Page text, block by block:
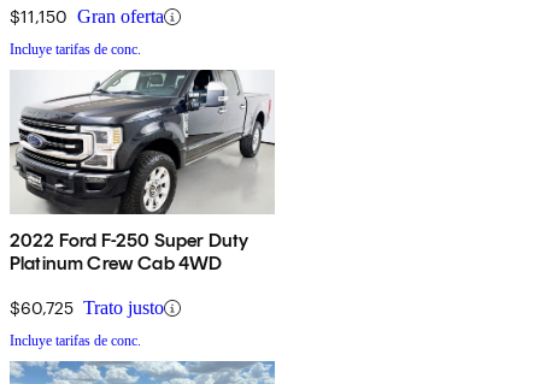
$11,150 Gran oferta
Incluye tarifas de conc.
2022 Ford F-250 Super Duty
Platinum Crew Cab 4WD
$60,725 Trato justo
Incluye tarifas de conc.